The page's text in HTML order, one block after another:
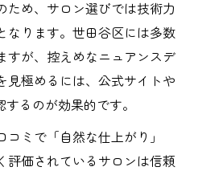
ため、サロン選びでは技術力
なります。世田谷区には多数
すが、控えめなニュアンスデ
見極めるには、公式サイトや
るのが効果的です。
ミで「自然な仕上がり」
評価されているサロンは信頼